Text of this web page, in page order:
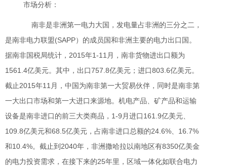
市场分析：
南非是非洲第一电力大国，发电量占非洲的三分之二，
是南非电力联盟(SAPP）的成员国和非洲主要的电力出口国。
据南非国税局统计，2015年1-11月，南非货物进出口额为
1561.4亿美元。其中，出口757.8亿美元；进口803.6亿美元。
截止2015年11月，中国为南非第一大贸易伙伴，同时是南非第
一大出口市场和第一大进口来源地。机电产品、矿产品和运输
设备是南非进口的前三大类商品，1-9月进口161.9亿美元、
109.8亿美元和68.5亿美元，占南非进口总额的24.6%、16.7%
和10.4%。截止到2040年，非洲撒哈拉以南地区有8350亿美金
的电力投资需求，在接下来的25年里，区域一体化如联合电力